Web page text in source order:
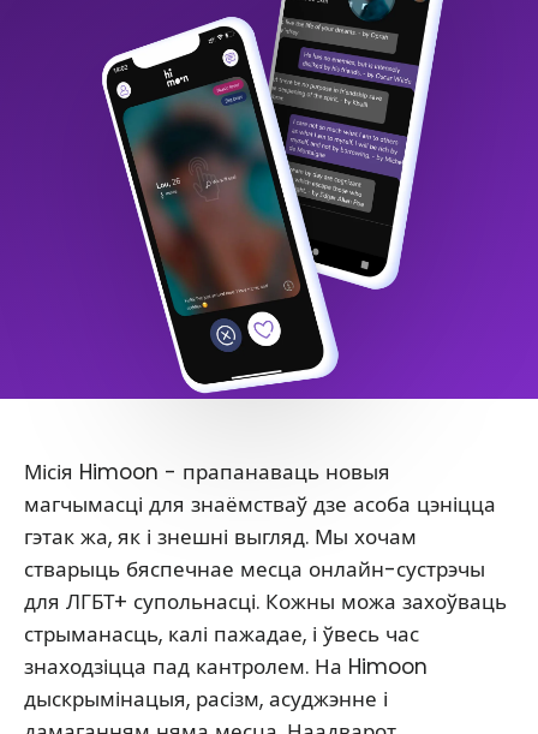
Місія Himoon - прапанаваць новыя
магчымасці для знаёмстваў дзе асоба цэніцца
гэтак жа, як і знешні выгляд. Мы хочам
стварыць бяспечнае месца онлайн-сустрэчы
для ЛГБТ+ супольнасці. Кожны можа захоўваць
стрыманасць, калі пажадае, і ўвесь час
знаходзіцца пад кантролем. На Himoon
дыскрымінацыя, расізм, асуджэнне і